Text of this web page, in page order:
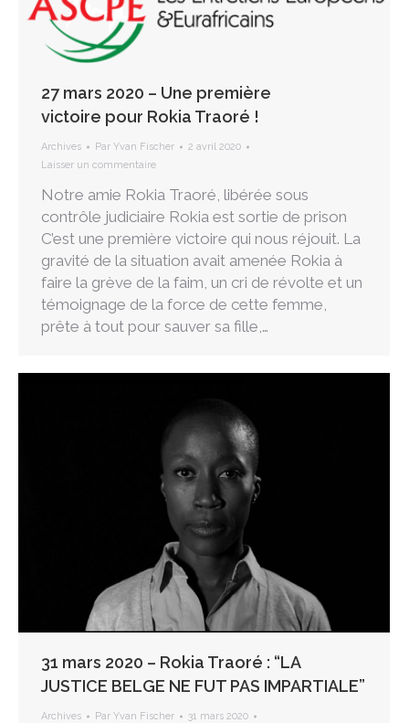
27 mars 2020 – Une première
victoire pour Rokia Traoré !
Archives Par Yvan Fischer
2 avril 2020
Laisser un commentaire
Notre amie Rokia Traoré, libérée sous
contrôle judiciaire Rokia est sortie de prison
C’est une première victoire qui nous réjouit. La
gravité de la situation avait amenée Rokia à
faire la grève de la faim, un cri de révolte et un
témoignage de la force de cette femme,
prête à tout pour sauver sa fille,…
31 mars 2020 – Rokia Traoré : “LA
JUSTICE BELGE NE FUT PAS IMPARTIALE”
Archives Par Yvan Fischer
31 mars 2020